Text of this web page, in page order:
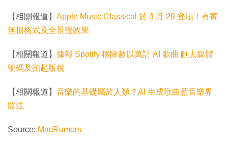
【相關報道】 Apple Music Classical 於 3 月 28 登場！有齊
無損格式及全景聲效果
【相關報道】 據報 Spotify 移除數以萬計 AI 歌曲 刪去媒體
號碼及扣起版稅
【相關報道】 音樂的基礎屬於人類？AI 生成歌曲惹音樂界
關注
Source: MacRumors